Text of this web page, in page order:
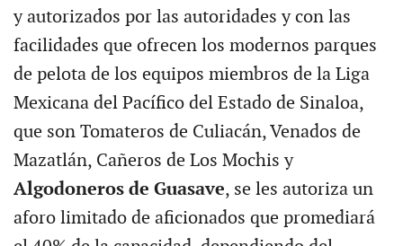
y autorizados por las autoridades y con las
facilidades que ofrecen los modernos parques
de pelota de los equipos miembros de la Liga
Mexicana del Pacífico del Estado de Sinaloa,
que son Tomateros de Culiacán, Venados de
Mazatlán, Cañeros de Los Mochis y
Algodoneros de Guasave, se les autoriza un
aforo limitado de aficionados que promediará